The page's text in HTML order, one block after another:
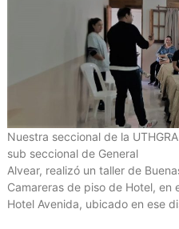
Nuestra seccional de la
sub seccional de General
Alvear, realizó un taller de
Camareras de piso de Hotel,
Hotel Avenida, ubicado en ese